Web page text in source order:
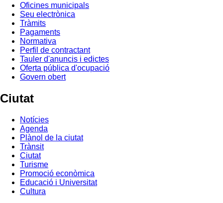
Oficines municipals
Seu electrònica
Tràmits
Pagaments
Normativa
Perfil de contractant
Tauler d'anuncis i edictes
Oferta pública d'ocupació
Govern obert
Ciutat
Notícies
Agenda
Plànol de la ciutat
Trànsit
Ciutat
Turisme
Promoció econòmica
Educació i Universitat
Cultura